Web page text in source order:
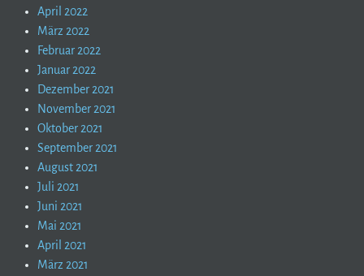
April 2022
März 2022
Februar 2022
Januar 2022
Dezember 2021
November 2021
Oktober 2021
September 2021
August 2021
Juli 2021
Juni 2021
Mai 2021
April 2021
März 2021